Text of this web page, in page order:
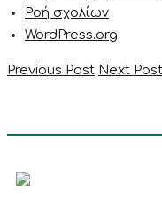
Ροή σχολίων
WordPress.org
Previous Post Next Post